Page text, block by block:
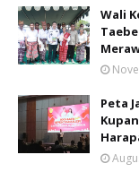
Wali
Peta